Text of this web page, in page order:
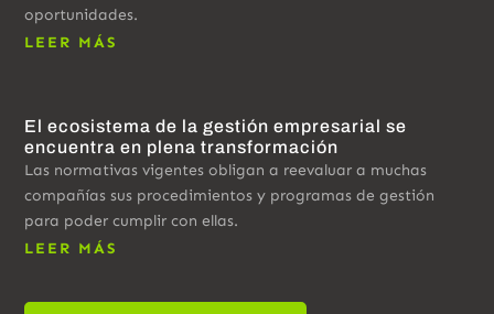
oportunidades.
LEER MÁS
El ecosistema de la gestión empresarial se
encuentra en plena transformación
Las normativas vigentes obligan a reevaluar a muchas
compañías sus procedimientos y programas de gestión
para poder cumplir con ellas.
LEER MÁS